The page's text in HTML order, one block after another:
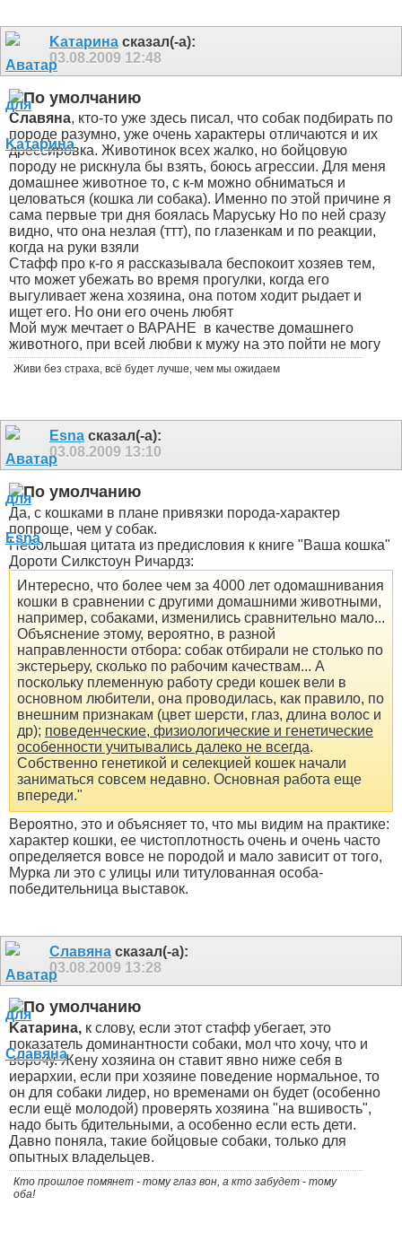
Kатарина сказал(-а):
03.08.2009 12:48
Славяна, кто-то уже здесь писал, что собак подбирать по
породе разумно, уже очень характеры отличаются и их
дрессировка. Животинок всех жалко, но бойцовую
породу не рискнула бы взять, боюсь агрессии. Для меня
домашнее животное то, с к-м можно обниматься и
целоваться (кошка ли собака). Именно по этой причине я
сама первые три дня боялась Маруську Но по ней сразу
видно, что она незлая (ттт), по глазенкам и по реакции,
когда на руки взяли
Стафф про к-го я рассказывала беспокоит хозяев тем,
что может убежать во время прогулки, когда его
выгуливает жена хозяина, она потом ходит рыдает и
ищет его. Но они его очень любят
Мой муж мечтает о ВАРАНЕ в качестве домашнего
животного, при всей любви к мужу на это пойти не могу
Живи без страха, всё будет лучше, чем мы ожидаем
Esna сказал(-а):
03.08.2009 13:10
Да, с кошками в плане привязки порода-характер
попроще, чем у собак.
Небольшая цитата из предисловия к книге "Ваша кошка"
Дороти Силкстоун Ричардз:
Интересно, что более чем за 4000 лет одомашнивания
кошки в сравнении с другими домашними животными,
например, собаками, изменились сравнительно мало...
Объяснение этому, вероятно, в разной
направленности отбора: собак отбирали не столько по
экстерьеру, сколько по рабочим качествам... А
поскольку племенную работу среди кошек вели в
основном любители, она проводилась, как правило, по
внешним признакам (цвет шерсти, глаз, длина волос и
др); поведенческие, физиологические и генетические
особенности учитывались далеко не всегда.
Собственно генетикой и селекцией кошек начали
заниматься совсем недавно. Основная работа еще
впереди."
Вероятно, это и объясняет то, что мы видим на практике:
характер кошки, ее чистоплотность очень и очень часто
определяется вовсе не породой и мало зависит от того,
Мурка ли это с улицы или титулованная особа-
победительница выставок.
Славяна сказал(-а):
03.08.2009 13:28
Kатарина, к слову, если этот стафф убегает, это
показатель доминантности собаки, мол что хочу, что и
ворочу. Жену хозяина он ставит явно ниже себя в
иерархии, если при хозяине поведение нормальное, то
он для собаки лидер, но временами он будет (особенно
если ещё молодой) проверять хозяина "на вшивость",
надо быть бдительными, а особенно если есть дети.
Давно поняла, такие бойцовые собаки, только для
опытных владельцев.
Кто прошлое помянет - тому глаз вон, а кто забудет - тому
оба!